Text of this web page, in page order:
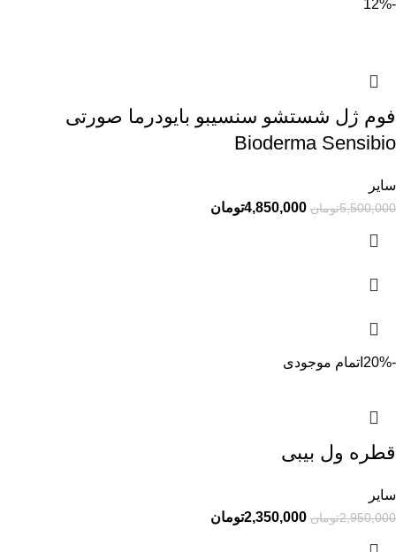
-12%
فوم ژل شستشو سنسیبو بایودرما صورتی
Bioderma Sensibio
سایر
5,500,000تومان 4,850,000تومان
-20% اتمام موجودی
قطره ول بیبی
سایر
2,950,000تومان 2,350,000تومان